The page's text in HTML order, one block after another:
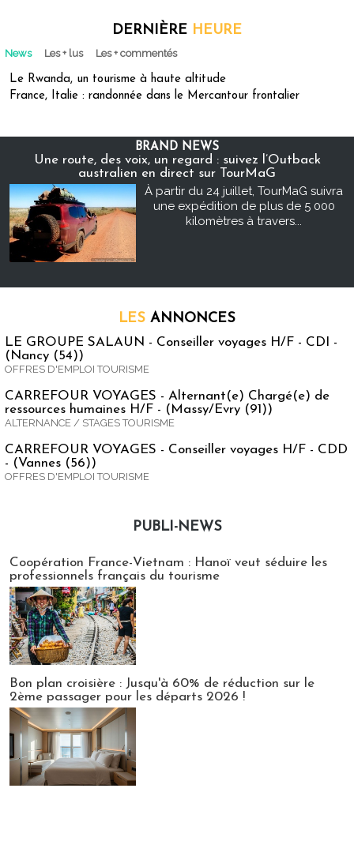
DERNIÈRE HEURE
News Les + lus Les + commentés
Le Rwanda, un tourisme à haute altitude
France, Italie : randonnée dans le Mercantour frontalier
BRAND NEWS
Une route, des voix, un regard : suivez l’Outback
australien en direct sur TourMaG
À partir du 24 juillet, TourMaG suivra
une expédition de plus de 5 000
kilomètres à travers...
LES ANNONCES
LE GROUPE SALAUN - Conseiller voyages H/F - CDI -
(Nancy (54))
OFFRES D'EMPLOI TOURISME
CARREFOUR VOYAGES - Alternant(e) Chargé(e) de
ressources humaines H/F - (Massy/Evry (91))
ALTERNANCE / STAGES TOURISME
CARREFOUR VOYAGES - Conseiller voyages H/F - CDD
- (Vannes (56))
OFFRES D'EMPLOI TOURISME
PUBLI-NEWS
Coopération France-Vietnam : Hanoï veut séduire les
professionnels français du tourisme
Bon plan croisière : Jusqu'à 60% de réduction sur le
2ème passager pour les départs 2026 !